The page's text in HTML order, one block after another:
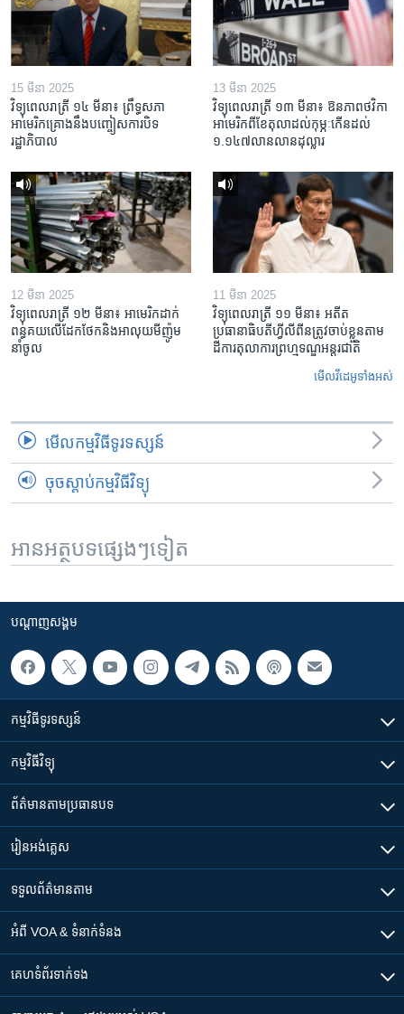
15 មីនា 2025
វិទ្យុពេលរាត្រី ១៤ មីនា៖ ព្រឹទ្ធសភា
អាមេរិកគ្រោងនឹងបញ្ចៀសការបិទ
រដ្ឋាភិបាល
13 មីនា 2025
វិទ្យុពេលរាត្រី ១៣ មីនា៖ ឱនភាព​ថវិកា​
អាមេរិក​ពី​ខែ​តុលា​ដល់​កុម្ភៈ​កើន​ដល់​
១.១៤៧​លានលាន​ដុល្លារ
12 មីនា 2025
វិទ្យុពេលរាត្រី ១២ មីនា៖ អាមេរិក​ដាក់​
ពន្ធគយ​លើ​ដែកថែក​និង​អាលុយ​មីញ៉ូម​
នាំចូល
11 មីនា 2025
វិទ្យុពេលរាត្រី ១១ មីនា៖ អតីត​
ប្រធានាធិបតីហ្វីលីពីន​ត្រូវ​ចាប់ខ្លួនតាម
ដីការ​តុលាការ​ព្រហ្មទណ្ឌ​អន្តរជាតិ
មើល​វីដេអូ​ទាំង​អស់
មើល​កម្មវិធី​ទូរទស្សន៍
ចុចស្តាប់កម្មវិធីវិទ្យុ
អានអត្ថបទផ្សេងៗទៀត
បណ្តាញ​សង្គម
កម្មវិធី​ទូរទស្សន៍
កម្មវិធី​វិទ្យុ
ព័ត៌មាន​តាមប្រធានបទ​
រៀន​​អង់គ្លេស
ទទួល​ព័ត៌មាន​តាម
អំពី​ VOA & ទំនាក់ទំនង
គេហទំព័រ​​ទាក់ទង